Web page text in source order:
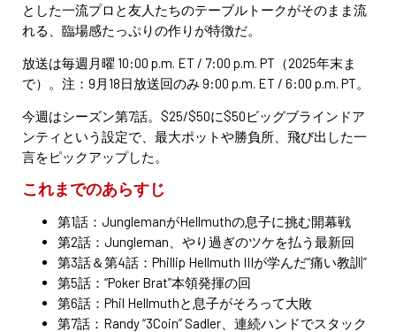
とした一流プロと友人たちのテーブルトークがそのまま流
れる、臨場感たっぷりの作りが特徴だ。
放送は毎週月曜 10:00 p.m. ET / 7:00 p.m. PT（2025年末ま
で）。注：9月18日放送回のみ 9:00 p.m. ET / 6:00 p.m. PT。
今週はシーズン第7話。$25/$50に$50ビッグブラインドア
ンティという設定で、最大ポットや勝負所、飛び出した一
言をピックアップした。
これまでのあらすじ
第1話：JunglemanがHellmuthの息子に挑む開幕戦
第2話：Jungleman、やり過ぎのツケを払う最新回
第3話＆第4話：Phillip Hellmuth IIIが学んだ“痛い教訓”
第5話：“Poker Brat”本領発揮の回
第6話：Phil Hellmuthと息子がそろって大敗
第7話：Randy “3Coin” Sadler、連続ハンドでスタック